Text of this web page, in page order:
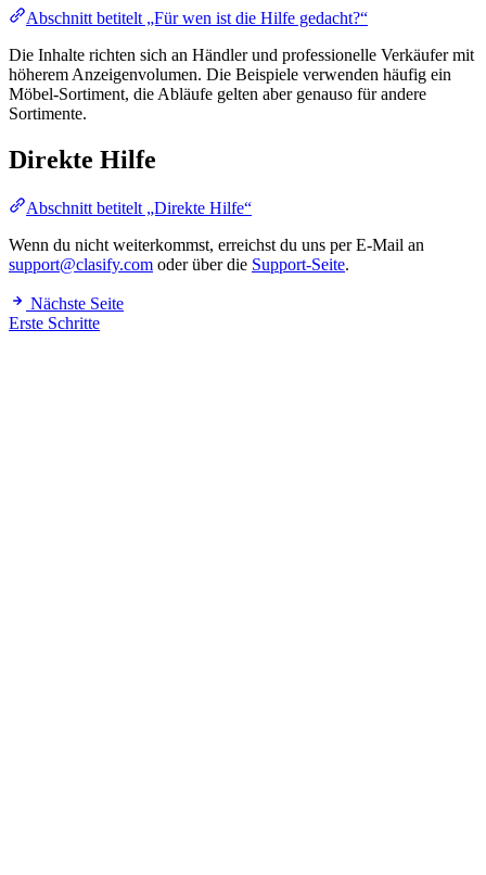
Abschnitt betitelt „Für wen ist die Hilfe gedacht?“
Die Inhalte richten sich an Händler und professionelle Verkäufer mit
höherem Anzeigenvolumen. Die Beispiele verwenden häufig ein
Möbel-Sortiment, die Abläufe gelten aber genauso für andere
Sortimente.
Direkte Hilfe
Abschnitt betitelt „Direkte Hilfe“
Wenn du nicht weiterkommst, erreichst du uns per E-Mail an
support@clasify.com oder über die Support-Seite.
Nächste Seite
Erste Schritte